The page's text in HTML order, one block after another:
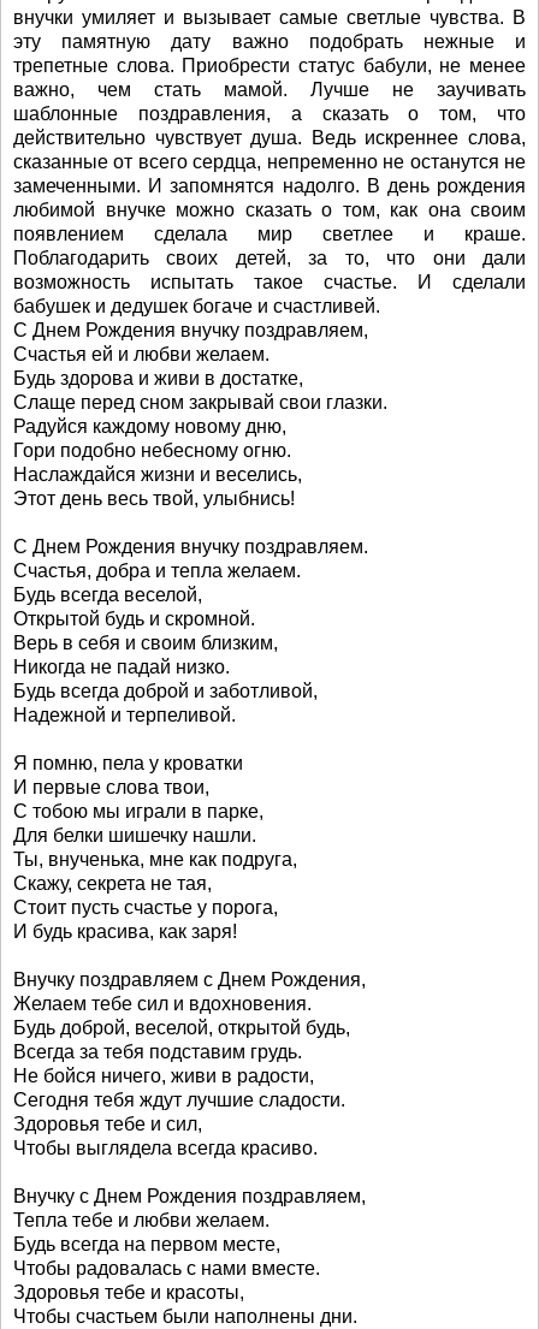
внучки умиляет и вызывает самые светлые чувства. В
эту памятную дату важно подобрать нежные и
трепетные слова. Приобрести статус бабули, не менее
важно, чем стать мамой. Лучше не заучивать
шаблонные поздравления, а сказать о том, что
действительно чувствует душа. Ведь искреннее слова,
сказанные от всего сердца, непременно не останутся не
замеченными. И запомнятся надолго. В день рождения
любимой внучке можно сказать о том, как она своим
появлением сделала мир светлее и краше.
Поблагодарить своих детей, за то, что они дали
возможность испытать такое счастье. И сделали
бабушек и дедушек богаче и счастливей.
С Днем Рождения внучку поздравляем,
Счастья ей и любви желаем.
Будь здорова и живи в достатке,
Слаще перед сном закрывай свои глазки.
Радуйся каждому новому дню,
Гори подобно небесному огню.
Наслаждайся жизни и веселись,
Этот день весь твой, улыбнись!
С Днем Рождения внучку поздравляем.
Счастья, добра и тепла желаем.
Будь всегда веселой,
Открытой будь и скромной.
Верь в себя и своим близким,
Никогда не падай низко.
Будь всегда доброй и заботливой,
Надежной и терпеливой.
Я помню, пела у кроватки
И первые слова твои,
С тобою мы играли в парке,
Для белки шишечку нашли.
Ты, внученька, мне как подруга,
Скажу, секрета не тая,
Стоит пусть счастье у порога,
И будь красива, как заря!
Внучку поздравляем с Днем Рождения,
Желаем тебе сил и вдохновения.
Будь доброй, веселой, открытой будь,
Всегда за тебя подставим грудь.
Не бойся ничего, живи в радости,
Сегодня тебя ждут лучшие сладости.
Здоровья тебе и сил,
Чтобы выглядела всегда красиво.
Внучку с Днем Рождения поздравляем,
Тепла тебе и любви желаем.
Будь всегда на первом месте,
Чтобы радовалась с нами вместе.
Здоровья тебе и красоты,
Чтобы счастьем были наполнены дни.